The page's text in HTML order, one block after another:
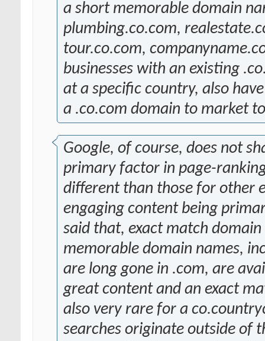
a short memorable domain
plumbing.co.com,
tour.co.com,
businesses with an existing
at a specific country, also
a .co.com domain to market
Google, of course, does not
primary factor in page-
different than those for other
engaging content being
said that, exact match
memorable domain names,
are long gone in .com, are
great content and an exact
also very rare for a
searches originate outside of